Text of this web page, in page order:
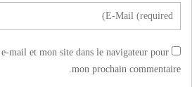
mail et mon site dans le navigateur pour
mon prochain commentaire.